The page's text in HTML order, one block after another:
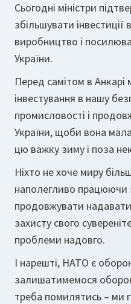
Сьогодні міністри
збільшувати
виробництво і
України.
Перед самітом в Анкарі
інвестування в нашу
промисловості і
України, щоби вона
цю важку зиму і поза
Ніхто не хоче миру
наполегливо працюючи
продовжувати надавати
захисту свого
проблеми надовго.
І нарешті, НАТО є
залишатимемося
треба помилятись – ми